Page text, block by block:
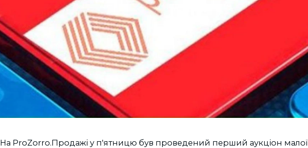
На ProZorro.Продажі у п'ятницю був проведений перший аукціон малої